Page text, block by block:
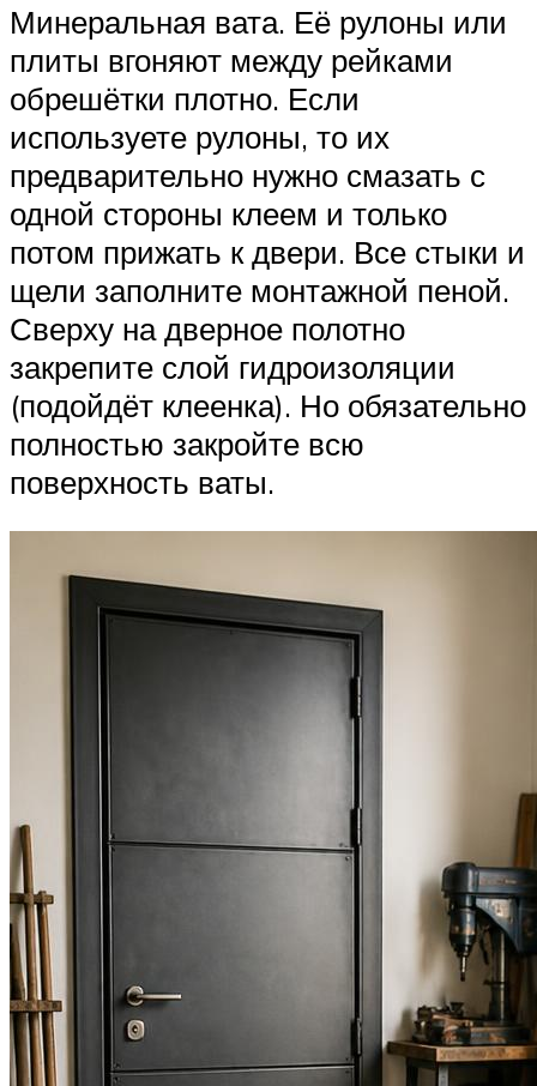
Минеральная вата. Её рулоны или
плиты вгоняют между рейками
обрешётки плотно. Если
используете рулоны, то их
предварительно нужно смазать с
одной стороны клеем и только
потом прижать к двери. Все стыки и
щели заполните монтажной пеной.
Сверху на дверное полотно
закрепите слой гидроизоляции
(подойдёт клеенка). Но обязательно
полностью закройте всю
поверхность ваты.